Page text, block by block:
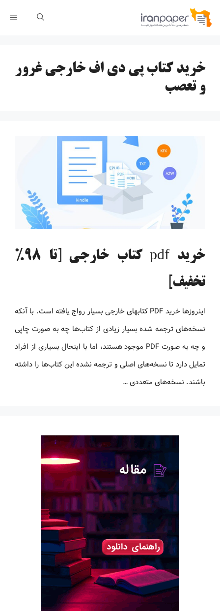
پرش
خرید کتاب پی دی اف خارجی غرور
و تعصب
خرید pdf کتاب خارجی [تا 98%
تخفیف]
اینروزها خرید PDF کتاب‎های خارجی بسیار رواج یافته است. با آنکه
نسخه‌های ترجمه شده بسیار زیادی از کتاب‌ها چه به صورت چاپی
و چه به صورت PDF موجود هستند، اما با اینحال بسیاری از افراد
تمایل دارد تا نسخه‌های اصلی و ترجمه نشده این کتاب‌ها را داشته
باشند. نسخه‌های متعددی …